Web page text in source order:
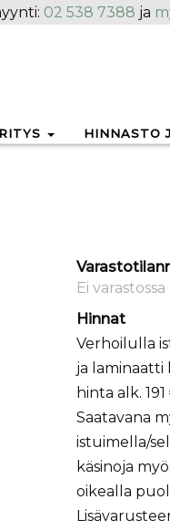
02 538 7388 ja
HINNASTO
Ei varastossa
Hinnat
Verhoilulla
ja
hinta alk. 191
Saatavana
istuimella/
käsinoja
oikealla